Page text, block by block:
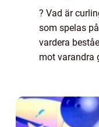
? Vad är
som spelas
vardera
mot varandra